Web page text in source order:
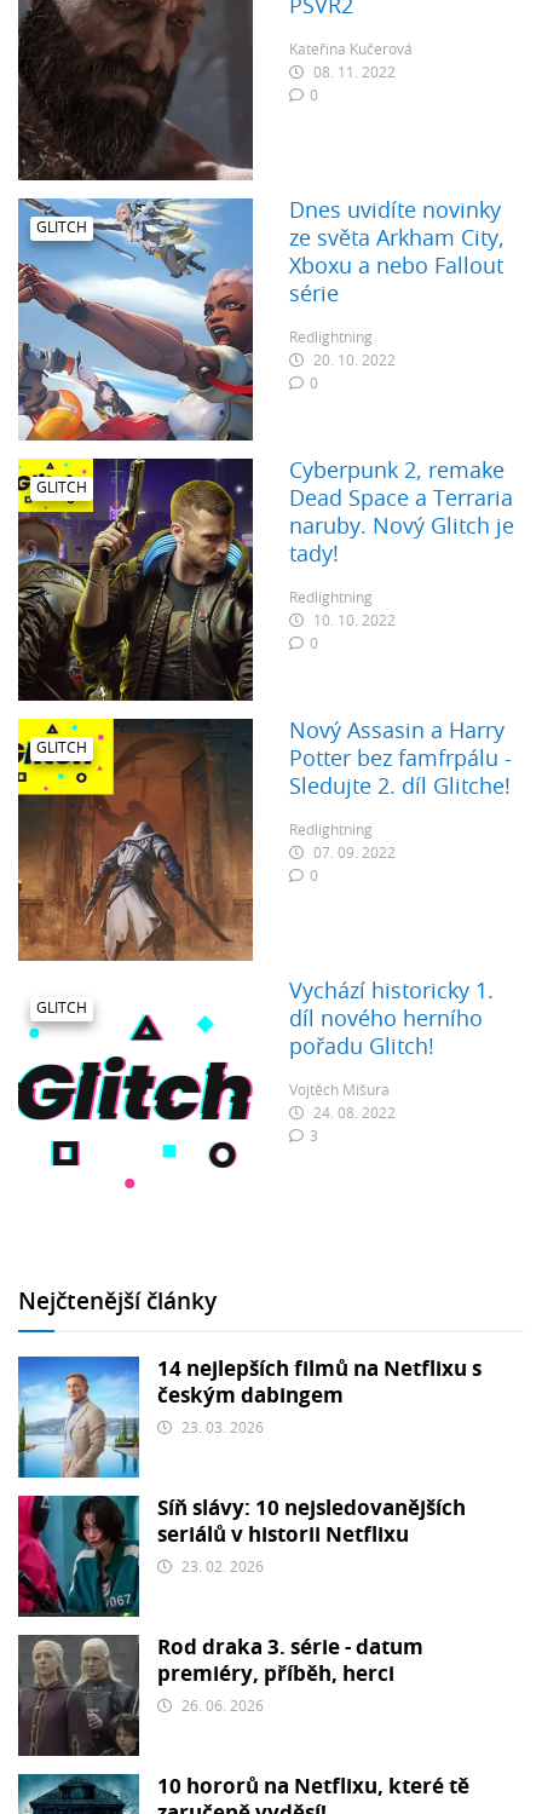
PSVR2
Kateřina Kučerová
08. 11. 2022
0
GLITCH
Dnes uvidíte novinky
ze světa Arkham City,
Xboxu a nebo Fallout
série
Redlightning
20. 10. 2022
0
GLITCH
Cyberpunk 2, remake
Dead Space a Terraria
naruby. Nový Glitch je
tady!
Redlightning
10. 10. 2022
0
GLITCH
Nový Assasin a Harry
Potter bez famfrpálu -
Sledujte 2. díl Glitche!
Redlightning
07. 09. 2022
0
GLITCH
Vychází historicky 1.
díl nového herního
pořadu Glitch!
Vojtěch Mišura
24. 08. 2022
3
Nejčtenější články
14 nejlepších filmů na Netflixu s
českým dabingem
23. 03. 2026
Síň slávy: 10 nejsledovanějších
seriálů v historii Netflixu
23. 02. 2026
Rod draka 3. série - datum
premiéry, příběh, herci
26. 06. 2026
10 hororů na Netflixu, které tě